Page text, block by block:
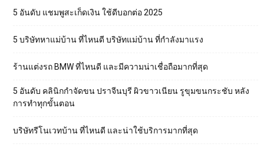
5 อันดับ แชมพูสะเก็ดเงิน ใช้ดีบอกต่อ 2025
5 บริษัทหาแม่บ้าน ที่ไหนดี บริษัทแม่บ้าน ที่กำลังมาแรง
ร้านแต่งรถ BMW ที่ไหนดี และมีความน่าเชื่อถือมากที่สุด
5 อันดับ คลินิกกำจัดขน ปราจีนบุรี ผิวขาวเนียน รูขุมขนกระชับ หลัง
การทำทุกขั้นตอน
บริษัทรีโนเวทบ้าน ที่ไหนดี และน่าใช้บริการมากที่สุด